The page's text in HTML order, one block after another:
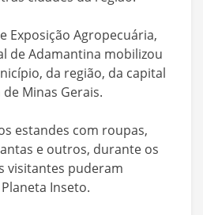
Exposição Agropecuária,
de Adamantina mobilizou
da região, da capital
Minas Gerais.
estandes com roupas,
e outros, durante os
visitantes puderam
Inseto.